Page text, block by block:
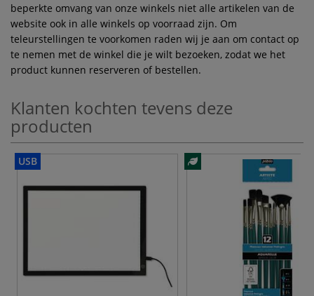
beperkte omvang van onze winkels niet alle artikelen van de
website ook in alle winkels op voorraad zijn. Om
teleurstellingen te voorkomen raden wij je aan om contact op
te nemen met de winkel die je wilt bezoeken, zodat we het
product kunnen reserveren of bestellen.
Klanten kochten tevens deze
producten
USB